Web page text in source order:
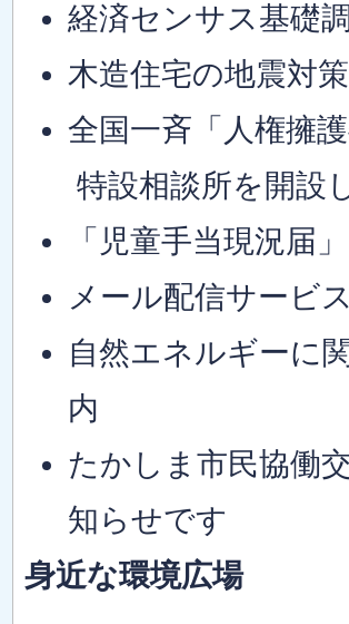
経済センサス基礎
木造住宅の地震対
全国一斉「人権擁
特設相談所を開設
「児童手当現況届
メール配信サービ
自然エネルギーに
内
たかしま市民協働
知らせです
身近な環境広場